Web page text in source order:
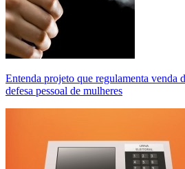
Entenda projeto que regulamenta venda
defesa pessoal de mulheres